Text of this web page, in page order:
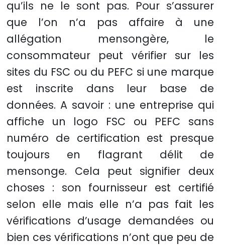
qu’ils ne le sont pas. Pour s’assurer
que l’on n’a pas affaire à une
allégation mensongère, le
consommateur peut vérifier sur les
sites du FSC ou du PEFC si une marque
est inscrite dans leur base de
données. A savoir : une entreprise qui
affiche un logo FSC ou PEFC sans
numéro de certification est presque
toujours en flagrant délit de
mensonge. Cela peut signifier deux
choses : son fournisseur est certifié
selon elle mais elle n’a pas fait les
vérifications d’usage demandées ou
bien ces vérifications n’ont que peu de